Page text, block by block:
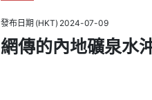
發布日期 (HKT) 2024-07-09
網傳的內地礦泉水